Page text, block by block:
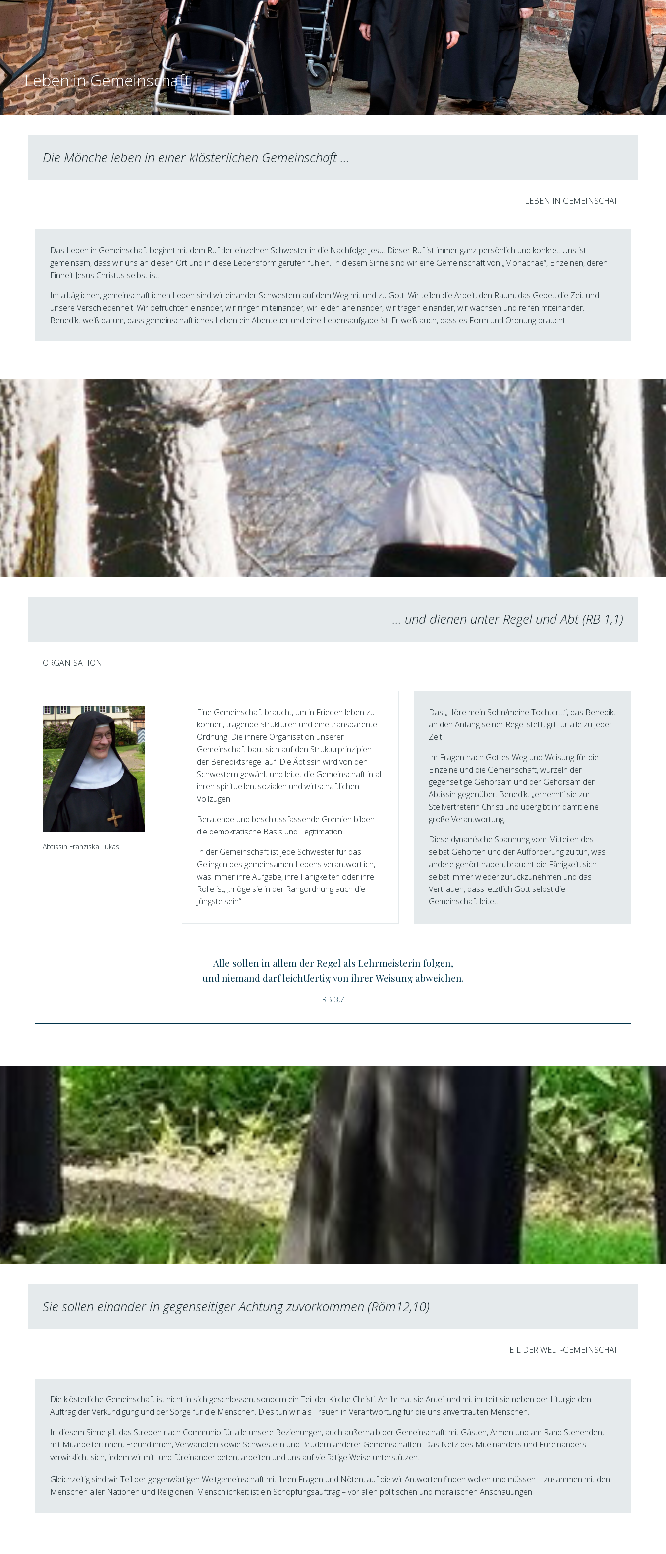
Leben in Gemeinschaft
Die Mönche leben in einer klösterlichen Gemeinschaft …
LEBEN IN GEMEINSCHAFT
Das Leben in Gemeinschaft beginnt mit dem Ruf der einzelnen Schwester in die Nachfolge Jesu. Dieser Ruf ist immer ganz persönlich und konkret. Uns ist
gemeinsam, dass wir uns an diesen Ort und in diese Lebensform gerufen fühlen. In diesem Sinne sind wir eine Gemeinschaft von „Monachae“, Einzelnen, deren
Einheit Jesus Christus selbst ist.
Im alltäglichen, gemeinschaftlichen Leben sind wir einander Schwestern auf dem Weg mit und zu Gott. Wir teilen die Arbeit, den Raum, das Gebet, die Zeit und
unsere Verschiedenheit. Wir befruchten einander, wir ringen miteinander, wir leiden aneinander, wir tragen einander, wir wachsen und reifen miteinander.
Benedikt weiß darum, dass gemeinschaftliches Leben ein Abenteuer und eine Lebensaufgabe ist. Er weiß auch, dass es Form und Ordnung braucht.
… und dienen unter Regel und Abt (RB 1,1)
ORGANISATION
Äbtissin Franziska Lukas
Eine Gemeinschaft braucht, um in Frieden leben zu
können, tragende Strukturen und eine transparente
Ordnung. Die innere Organisation unserer
Gemeinschaft baut sich auf den Strukturprinzipien
der Benediktsregel auf: Die Äbtissin wird von den
Schwestern gewählt und leitet die Gemeinschaft in all
ihren spirituellen, sozialen und wirtschaftlichen
Vollzügen
Beratende und beschlussfassende Gremien bilden
die demokratische Basis und Legitimation.
In der Gemeinschaft ist jede Schwester für das
Gelingen des gemeinsamen Lebens verantwortlich,
was immer ihre Aufgabe, ihre Fähigkeiten oder ihre
Rolle ist, „möge sie in der Rangordnung auch die
Jüngste sein“.
Das „Höre mein Sohn/meine Tochter…“, das Benedikt
an den Anfang seiner Regel stellt, gilt für alle zu jeder
Zeit.
Im Fragen nach Gottes Weg und Weisung für die
Einzelne und die Gemeinschaft, wurzeln der
gegenseitige Gehorsam und der Gehorsam der
Äbtissin gegenüber. Benedikt „ernennt“ sie zur
Stellvertreterin Christi und übergibt ihr damit eine
große Verantwortung.
Diese dynamische Spannung vom Mitteilen des
selbst Gehörten und der Aufforderung zu tun, was
andere gehört haben, braucht die Fähigkeit, sich
selbst immer wieder zurückzunehmen und das
Vertrauen, dass letztlich Gott selbst die
Gemeinschaft leitet.
Alle sollen in allem der Regel als Lehrmeisterin folgen,
und niemand darf leichtfertig von ihrer Weisung abweichen.
RB 3,7
Sie sollen einander in gegenseitiger Achtung zuvorkommen (Röm12,10)
TEIL DER WELT-GEMEINSCHAFT
Die klösterliche Gemeinschaft ist nicht in sich geschlossen, sondern ein Teil der Kirche Christi. An ihr hat sie Anteil und mit ihr teilt sie neben der Liturgie den
Auftrag der Verkündigung und der Sorge für die Menschen. Dies tun wir als Frauen in Verantwortung für die uns anvertrauten Menschen.
In diesem Sinne gilt das Streben nach Communio für alle unsere Beziehungen, auch außerhalb der Gemeinschaft: mit Gästen,Armen und am Rand Stehenden,
mit Mitarbeiter:innen, Freund:innen, Verwandten sowie Schwestern und Brüdern anderer Gemeinschaften. Das Netz des Miteinanders und Füreinanders
verwirklicht sich, indem wir mit- und füreinander beten, arbeiten und uns auf vielfältige Weise unterstützen.
Gleichzeitig sind wir Teil der gegenwärtigen Weltgemeinschaft mit ihren Fragen und Nöten, auf die wir Antworten finden wollen und müssen – zusammen mit den
Menschen aller Nationen und Religionen. Menschlichkeit ist ein Schöpfungsauftrag – vor allen politischen und moralischen Anschauungen.